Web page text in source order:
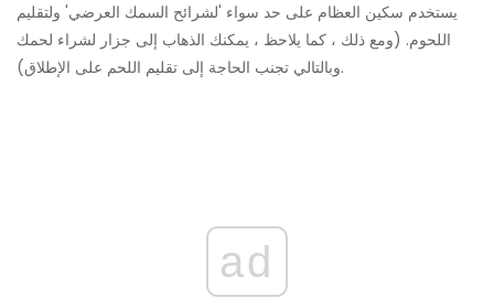
يستخدم سكين العظام على حد سواء 'لشرائح السمك العرضي' ولتقليم
اللحوم. (ومع ذلك ، كما يلاحظ ، يمكنك الذهاب إلى جزار لشراء لحمك
وبالتالي تجنب الحاجة إلى تقليم اللحم على الإطلاق).
ad